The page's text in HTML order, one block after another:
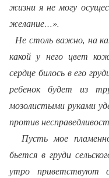
жизни я не могу
желание…».
Не столь важно, на
какой у него цвет
сердце билось в его
ребенок будет из
мозолистыми руками
против
Пусть мое
бьется в груди
утро приветствуют